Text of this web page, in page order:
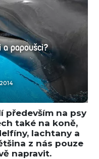
papoušci?
především na psy
také na koně,
lachtany a
z nás pouze
napravit.